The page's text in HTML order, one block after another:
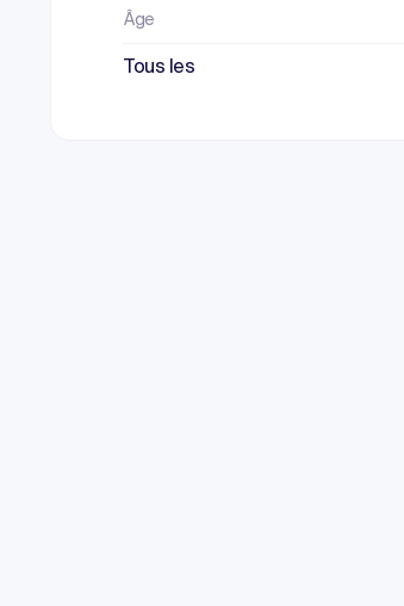
Âge
Tous les